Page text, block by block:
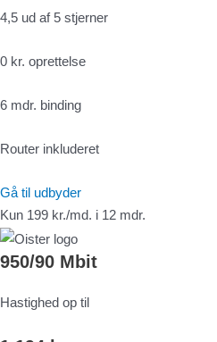
4,5 ud af 5 stjerner
0 kr. oprettelse
6 mdr. binding
Router inkluderet
Gå til udbyder
Kun 199 kr./md. i 12 mdr.
950/90 Mbit
Hastighed op til